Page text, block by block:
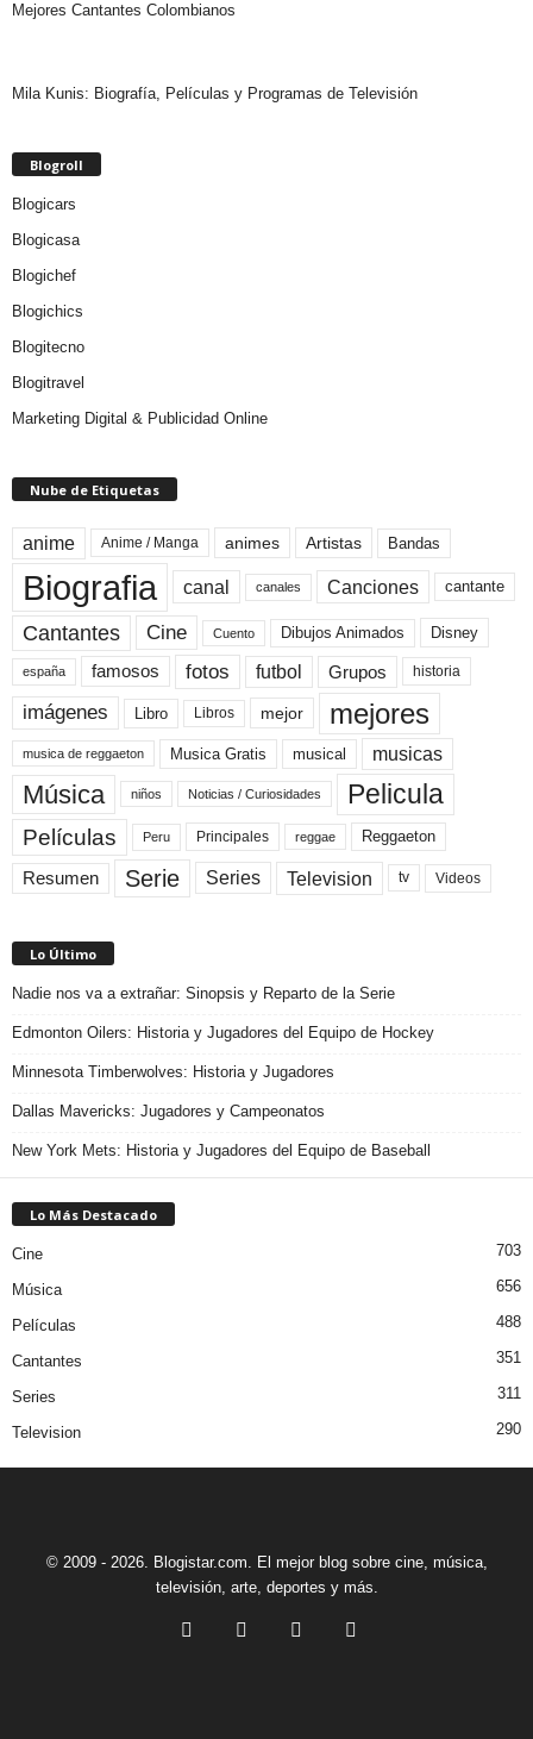
Mejores Cantantes Colombianos
Mila Kunis: Biografía, Películas y Programas de Televisión
Blogroll
Blogicars
Blogicasa
Blogichef
Blogichics
Blogitecno
Blogitravel
Marketing Digital & Publicidad Online
Nube de Etiquetas
anime Anime / Manga animes Artistas Bandas
Biografia canal canales Canciones cantante
Cantantes Cine Cuento Dibujos Animados Disney
españa famosos fotos futbol Grupos historia
imágenes Libro Libros mejor mejores
musica de reggaeton Musica Gratis musical musicas
Música niños Noticias / Curiosidades Pelicula
Películas Peru Principales reggae Reggaeton
Resumen Serie Series Television tv Videos
Lo Último
Nadie nos va a extrañar: Sinopsis y Reparto de la Serie
Edmonton Oilers: Historia y Jugadores del Equipo de Hockey
Minnesota Timberwolves: Historia y Jugadores
Dallas Mavericks: Jugadores y Campeonatos
New York Mets: Historia y Jugadores del Equipo de Baseball
Lo Más Destacado
Cine 703
Música 656
Películas 488
Cantantes 351
Series 311
Television 290
© 2009 - 2026. Blogistar.com. El mejor blog sobre cine, música,
televisión, arte, deportes y más.